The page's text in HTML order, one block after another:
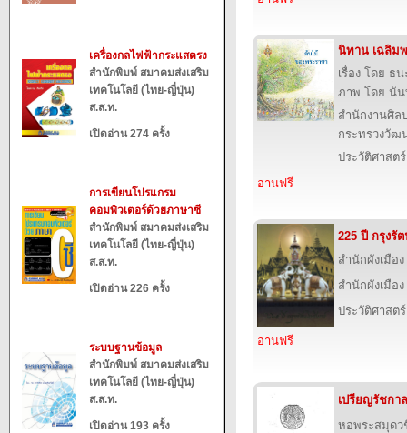
เครื่องกลไฟฟ้ากระแสตรง
สำนักพิมพ์ สมาคมส่งเสริม
เทคโนโลยี (ไทย-ญี่ปุ่น)
ส.ส.ท.
เปิดอ่าน 274 ครั้ง
การเขียนโปรแกรม
คอมพิวเตอร์ด้วยภาษาซี
สำนักพิมพ์ สมาคมส่งเสริม
เทคโนโลยี (ไทย-ญี่ปุ่น)
ส.ส.ท.
เปิดอ่าน 226 ครั้ง
ระบบฐานข้อมูล
สำนักพิมพ์ สมาคมส่งเสริม
เทคโนโลยี (ไทย-ญี่ปุ่น)
ส.ส.ท.
เปิดอ่าน 193 ครั้ง
นิทาน เฉลิม
เรื่อง โดย ธ
ภาพ โดย นัน
สำนักงานศิ
กระทรวงวัฒ
ประวัติศาสต
อ่านฟรี
225 ปี กรุงรั
สำนักผังเมือง
สำนักผังเมือ
ประวัติศาสต
อ่านฟรี
เปรียญรัชกา
หอพระสมุด